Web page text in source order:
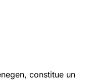
constitue un